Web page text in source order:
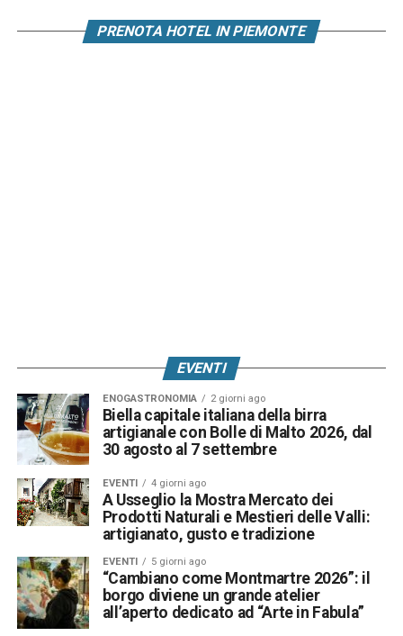
PRENOTA HOTEL IN PIEMONTE
EVENTI
ENOGASTRONOMIA 2 giorni ago
Biella capitale italiana della birra
artigianale con Bolle di Malto 2026, dal
30 agosto al 7 settembre
EVENTI 4 giorni ago
A Usseglio la Mostra Mercato dei
Prodotti Naturali e Mestieri delle Valli:
artigianato, gusto e tradizione
EVENTI 5 giorni ago
“Cambiano come Montmartre 2026”: il
borgo diviene un grande atelier
all’aperto dedicato ad “Arte in Fabula”